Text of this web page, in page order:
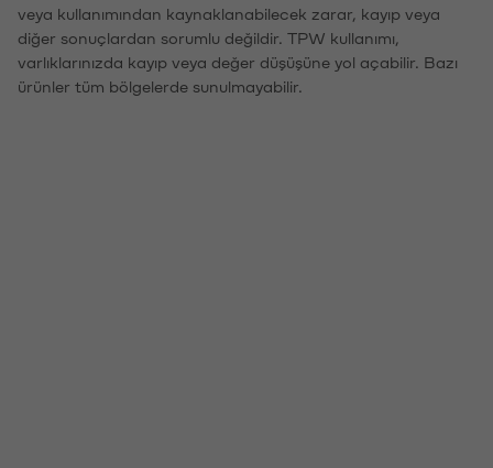
veya kullanımından kaynaklanabilecek zarar, kayıp veya
diğer sonuçlardan sorumlu değildir. TPW kullanımı,
varlıklarınızda kayıp veya değer düşüşüne yol açabilir. Bazı
ürünler tüm bölgelerde sunulmayabilir.